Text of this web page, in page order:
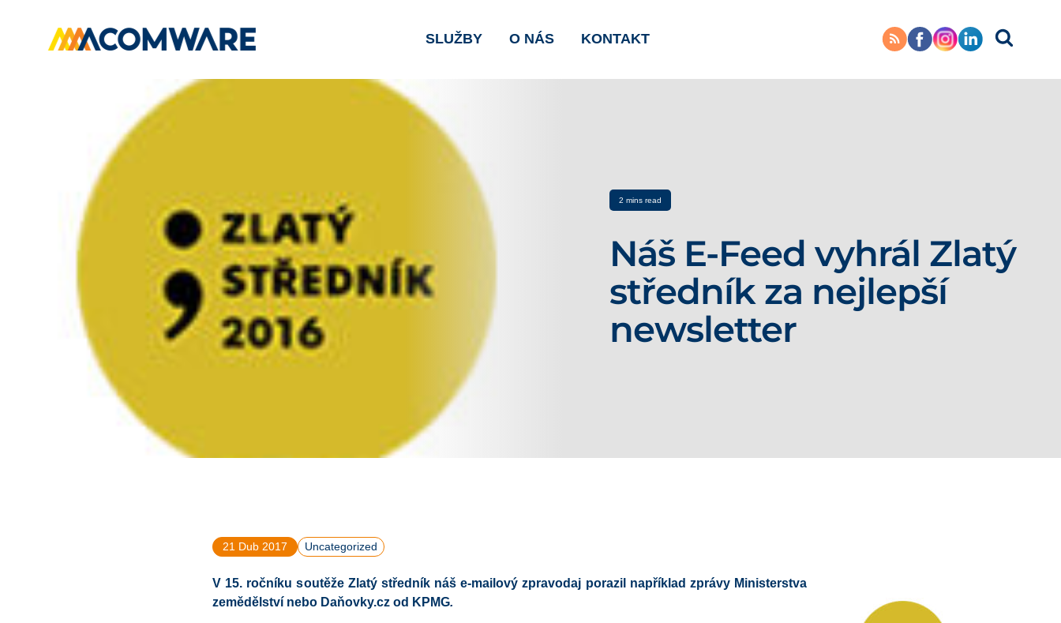
SLUŽBY O NÁS KONTAKT
2 mins read
Náš E-Feed vyhrál Zlatý
středník za nejlepší
newsletter
21 Dub 2017 Uncategorized
V 15. ročníku soutěže Zlatý středníknáš e-mailový zpravodaj porazil například zprávy Ministerstva
zemědělství nebo Daňovky.cz od KPMG.